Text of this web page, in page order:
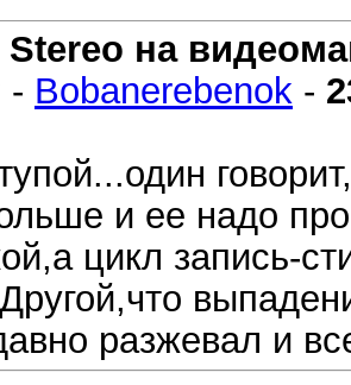
Stereo на
- Bobanerebenok -
и ее надо
цикл запись-
разжевал и